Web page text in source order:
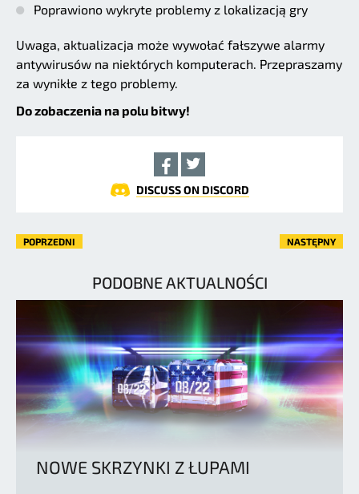
Poprawiono wykryte problemy z lokalizacją gry
Uwaga, aktualizacja może wywołać fałszywe alarmy
antywirusów na niektórych komputerach. Przepraszamy
za wynikłe z tego problemy.
Do zobaczenia na polu bitwy!
DISCUSS ON DISCORD
POPRZEDNI NASTĘPNY
PODOBNE AKTUALNOŚCI
NOWE SKRZYNKI Z ŁUPAMI